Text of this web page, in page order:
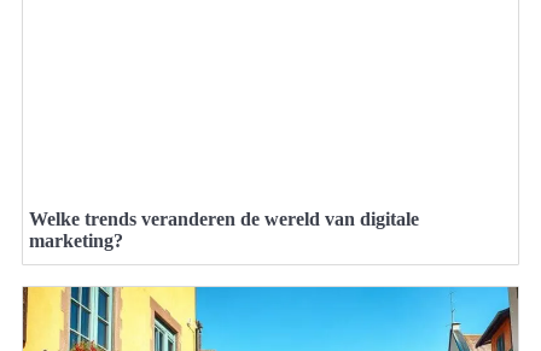
Welke trends veranderen de wereld van digitale
marketing?